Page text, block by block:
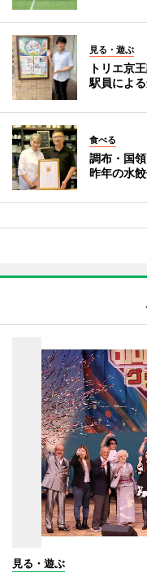
見る・遊ぶ
トリエ京
駅員によ
食べる
調布・国
昨年の水
見る・遊ぶ